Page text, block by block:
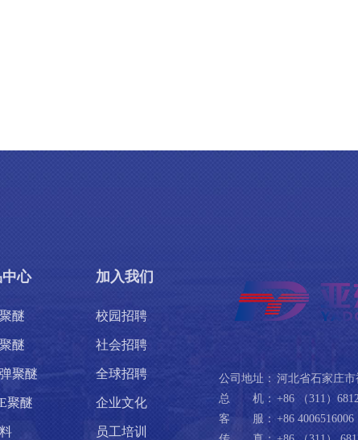
心
醚
醚
聚醚
聚醚
加入我们
校园招聘
社会招聘
全球招聘
企业文化
员工培训
公司地址： 河北省石家庄
总 机： +86 （311）
客 服： +86